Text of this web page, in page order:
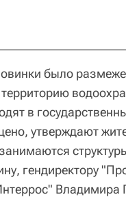
было
в
утверждают
гендиректору
Владимира